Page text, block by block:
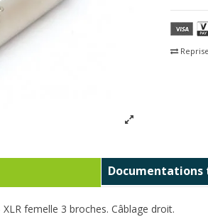
Documentations
femelle 3 broches. Câblage droit.